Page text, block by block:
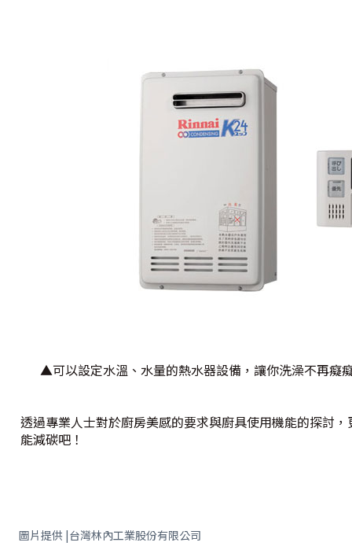
▲可以設定水溫、水量的熱水器設備，讓你洗澡不再癡
透過專業人士對於廚房美感的要求與廚具使用機能的探討
能減碳吧！
圖片提供 |台灣林內工業股份有限公司